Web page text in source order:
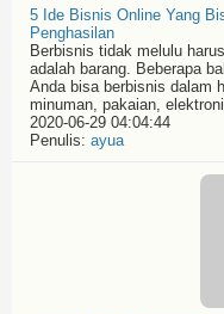
5 Ide Bisnis Online Yang
Penghasilan
Berbisnis tidak melulu
adalah barang. Beberapa
Anda bisa berbisnis dalam
minuman, pakaian,
2020-06-29 04:04:44
Penulis: ayua